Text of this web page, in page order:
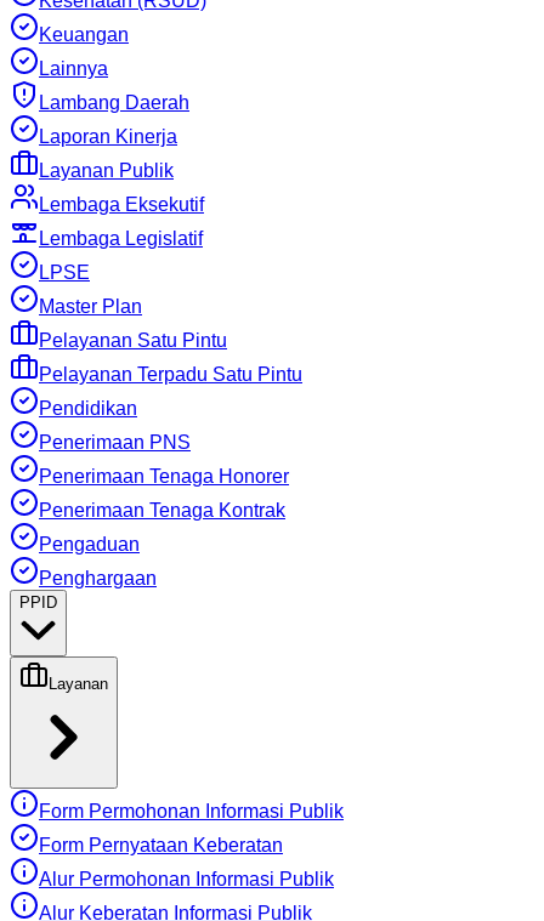
Keuangan
Lainnya
Lambang Daerah
Laporan Kinerja
Layanan Publik
Lembaga Eksekutif
Lembaga Legislatif
LPSE
Master Plan
Pelayanan Satu Pintu
Pelayanan Terpadu Satu Pintu
Pendidikan
Penerimaan PNS
Penerimaan Tenaga Honorer
Penerimaan Tenaga Kontrak
Pengaduan
Penghargaan
PPID
Layanan
Form Permohonan Informasi Publik
Form Pernyataan Keberatan
Alur Permohonan Informasi Publik
Alur Keberatan Informasi Publik